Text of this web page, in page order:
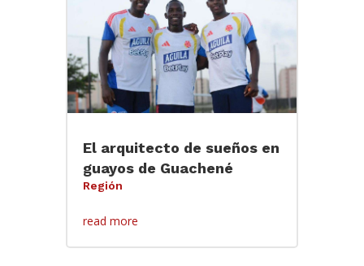
El arquitecto de sueños en
guayos de Guachené
Región
read more